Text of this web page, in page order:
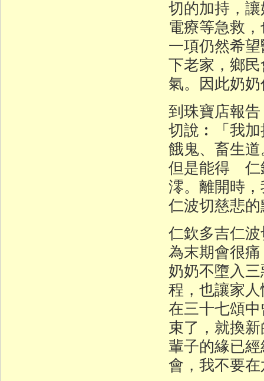
切的加持，
電療等急救
一項仍然希
下老家，鄉
氣。因此奶
到珠寶店報
切說︰「我
餓鬼、畜生
但是能得 仁
澪。離開時
仁波切慈悲
仁欽多吉仁
為末期會很
奶奶不墮入
程，也讓家
在三十七頌
束了，就換
輩子的緣已
會，我不要